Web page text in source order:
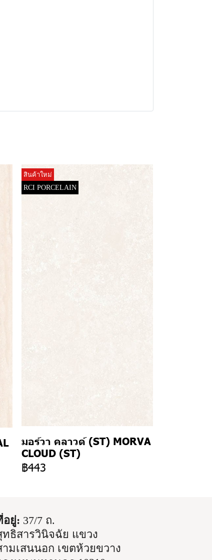
สินค้าใหม่
RCI PORCELAIN
มอร์วา คลาวด์ (ST) MORVA
CLOUD (ST)
฿443
อยู่: 37/7 ถ.
ทธิสารวินิจฉัย แขวง
ามเสนนอก เขตห้วยขวาง